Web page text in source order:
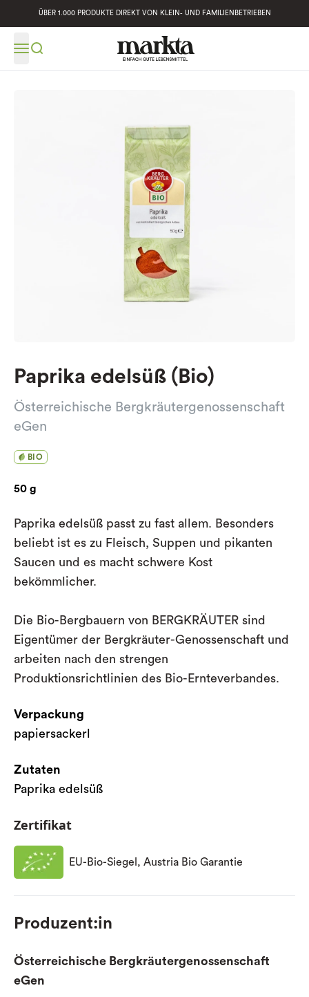
ÜBER 1.000 PRODUKTE DIREKT VON KLEIN- UND FAMILIENBETRIEBEN
Paprika edelsüß (Bio)
Österreichische Bergkräutergenossenschaft
eGen
BIO
50 g
Paprika edelsüß passt zu fast allem. Besonders
beliebt ist es zu Fleisch, Suppen und pikanten
Saucen und es macht schwere Kost
bekömmlicher.
Die Bio-Bergbauern von BERGKRÄUTER sind
Eigentümer der Bergkräuter-Genossenschaft und
arbeiten nach den strengen
Produktionsrichtlinien des Bio-Ernteverbandes.
Verpackung
papiersackerl
Zutaten
Paprika edelsüß
Zertifikat
EU-Bio-Siegel, Austria Bio Garantie
Produzent:in
Österreichische Bergkräutergenossenschaft
eGen